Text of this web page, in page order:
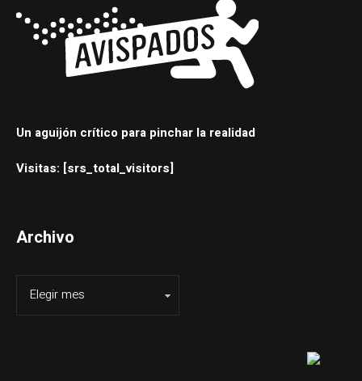
Un aguijón crítico para pinchar la realidad
Visitas: [srs_total_visitors]
Archivo